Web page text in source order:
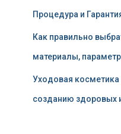
Процедура и
Как правильно
материалы,
Уходовая
созданию здоровых